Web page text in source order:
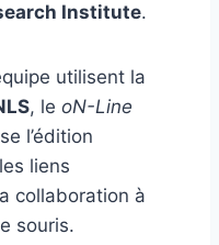
Institute.
utilisent la
, le oN-Line
l’édition
liens
collaboration à
souris.